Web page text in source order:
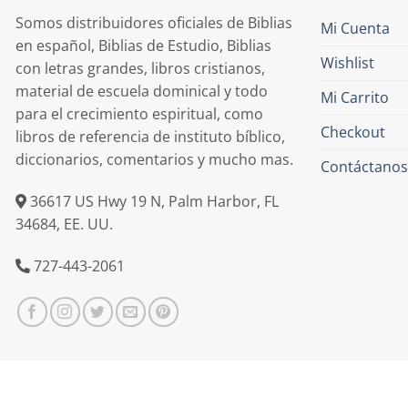
Somos distribuidores oficiales de Biblias
en español, Biblias de Estudio, Biblias
con letras grandes, libros cristianos,
material de escuela dominical y todo
para el crecimiento espiritual, como
libros de referencia de instituto bíblico,
diccionarios, comentarios y mucho mas.
36617 US Hwy 19 N, Palm Harbor, FL
34684, EE. UU.
727-443-2061
Mi Cuenta
Wishlist
Mi Carrito
Checkout
Contáctanos